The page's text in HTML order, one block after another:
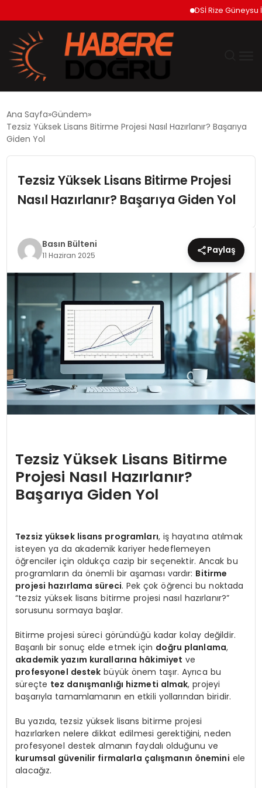
DSİ Rize Güneysu
EKONOMİ
DÜNYA
SPOR
MAGAZİN
SAĞLIK
YAŞAM
Ana Sayfa Gündem
Tezsiz Yüksek Lisans Bitirme Projesi Nasıl Hazırlanır? Başarıya
Giden Yol
Tezsiz Yüksek Lisans Bitirme Projesi
Nasıl Hazırlanır? Başarıya Giden Yol
Basın Bülteni
11 Haziran 2025 Paylaş
Tezsiz Yüksek Lisans Bitirme
Projesi Nasıl Hazırlanır?
Başarıya Giden Yol
Tezsiz yüksek lisans programları, iş hayatına atılmak
isteyen ya da akademik kariyer hedeflemeyen
öğrenciler için oldukça cazip bir seçenektir. Ancak bu
programların da önemli bir aşaması vardır: Bitirme
projesi hazırlama süreci. Pek çok öğrenci bu noktada
“tezsiz yüksek lisans bitirme projesi nasıl hazırlanır?”
sorusunu sormaya başlar.
Bitirme projesi süreci göründüğü kadar kolay değildir.
Başarılı bir sonuç elde etmek için doğru planlama,
akademik yazım kurallarına hâkimiyet ve
profesyonel destek büyük önem taşır. Ayrıca bu
süreçte tez danışmanlığı hizmeti almak, projeyi
başarıyla tamamlamanın en etkili yollarından biridir.
Bu yazıda, tezsiz yüksek lisans bitirme projesi
hazırlarken nelere dikkat edilmesi gerektiğini, neden
profesyonel destek almanın faydalı olduğunu ve
kurumsal güvenilir firmalarla çalışmanın önemini ele
alacağız.